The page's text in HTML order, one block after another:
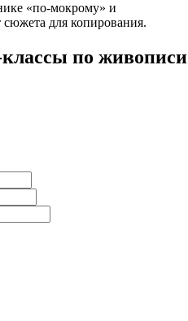
«по-мокрому» и
сюжета для копирования.
по живописи